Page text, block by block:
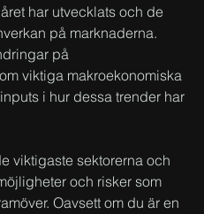
har utvecklats och de
på marknaderna.
på
viktiga makroekonomiska
i hur dessa trender har
viktigaste sektorerna och
och risker som
Oavsett om du är en